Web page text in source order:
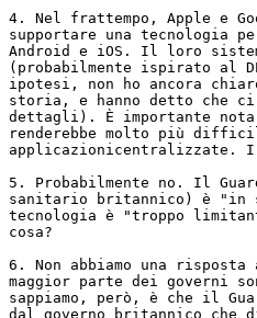
4. Nel frattempo, Apple e
supportare una tecnologia
Android e iOS. Il loro
(probabilmente ispirato al
ipotesi, non ho ancora
storia, e hanno detto che
dettagli). È importante
renderebbe molto più
applicazionicentralizzate. I
5. Probabilmente no. Il
sanitario britannico) è "in
tecnologia è "troppo
cosa?
6. Non abbiamo una
maggior parte dei governi
sappiamo, però, è che il
dal governo britannico